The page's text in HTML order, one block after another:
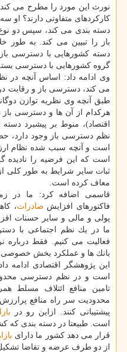
نورث این مورد را مطرح می كند
كاركردهای متفاوتی دارند؟ او
دسته بندی می كند، سپس دو
باز را تبیین می كند. به طور
دسته كشورهایی با دسترسی
گروه كشورهایی با دسترسی
وی ادامه داد: اساس آنچه در
می كند، دسترسی باز و رقابت
طبق آنچه وی نظریه توازن
هركدام از آن ها و دسترسی
اقتصاد)، منوط بر پیشبرد
نظم دسترسی باز وجود دارد،
است و آنچه سبب شده نظام
است كه این فرضیه را
ثبات سایر شرایط به طور كلی
معاف كرده است.
قاسمی اضافه كرد: ما در
فاكتورهای افزایش صادرات،
پولی و مالی و سایر حسنات
ما در یك نظم اجتماعی با
فعالیت می كنیم. فقط درباره
بانك ها و عملكرد بخش
این پژوهشگر اقتصادی
است و در نظم دسترسی
تامین منافع ائتلاف مسلط
محدودیت سر راه منافع پرارزش
پیشتیبانی كنند. ازاین رو در
است. طبیعتا در دسته بندی كه
قرار می دهد كشور ما دارای بازار